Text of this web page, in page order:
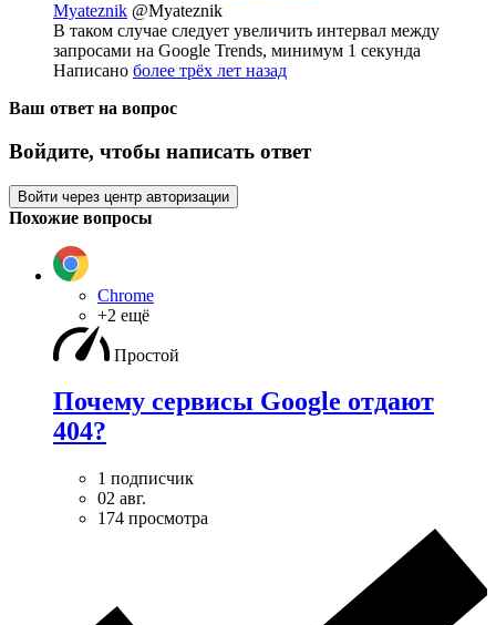
Myateznik @Myateznik
В таком случае следует увеличить интервал между
запросами на Google Trends, минимум 1 секунда
Написано более трёх лет назад
Ваш ответ на вопрос
Войдите, чтобы написать ответ
Войти через центр авторизации
Похожие вопросы
Chrome
+2 ещё
Простой
Почему сервисы Google отдают
404?
1 подписчик
02 авг.
174 просмотра